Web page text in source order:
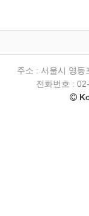
주소 : 서울시 영
전화번호 :